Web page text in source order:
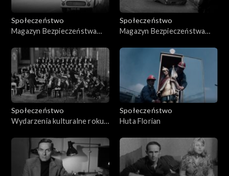
Społeczeństwo
Magazyn Bezpieczeństwa
Społeczeństwo
Magazyn Bezpieczeństwa
Społeczeństwo
Wydarzenia kulturalne roku
Społeczeństwo
Huta Florian